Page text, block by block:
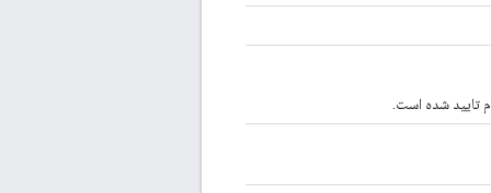
تایید شده است.